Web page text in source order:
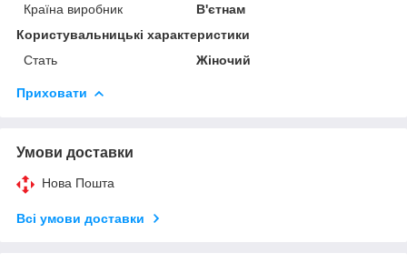
Країна виробник
В'єтнам
Користувальницькі характеристики
Стать
Жіночий
Приховати
Умови доставки
Нова Пошта
Всі умови доставки